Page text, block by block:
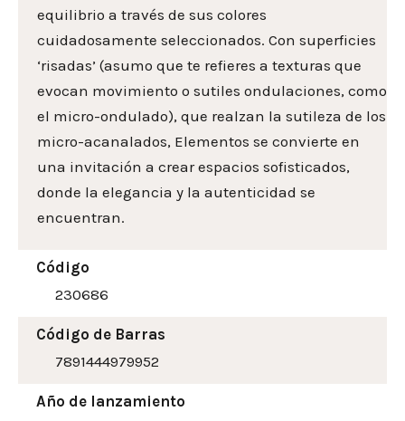
equilibrio a través de sus colores
cuidadosamente seleccionados. Con superficies
‘risadas’ (asumo que te refieres a texturas que
evocan movimiento o sutiles ondulaciones, como
el micro-ondulado), que realzan la sutileza de los
micro-acanalados, Elementos se convierte en
una invitación a crear espacios sofisticados,
donde la elegancia y la autenticidad se
encuentran.
Código
230686
Código de Barras
7891444979952
Año de lanzamiento